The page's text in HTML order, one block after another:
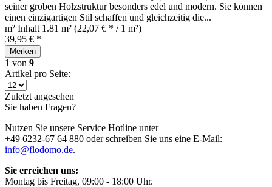
seiner groben Holzstruktur besonders edel und modern. Sie können
einen einzigartigen Stil schaffen und gleichzeitig die...
m² Inhalt 1.81 m² (22,07 € * / 1 m²)
39,95 € *
Merken
1 von 9
Artikel pro Seite:
Zuletzt angesehen
Sie haben Fragen?
Nutzen Sie unsere Service Hotline unter
+49 6232-67 64 880 oder schreiben Sie uns eine E-Mail:
info@flodomo.de.
Sie erreichen uns:
Montag bis Freitag, 09:00 - 18:00 Uhr.